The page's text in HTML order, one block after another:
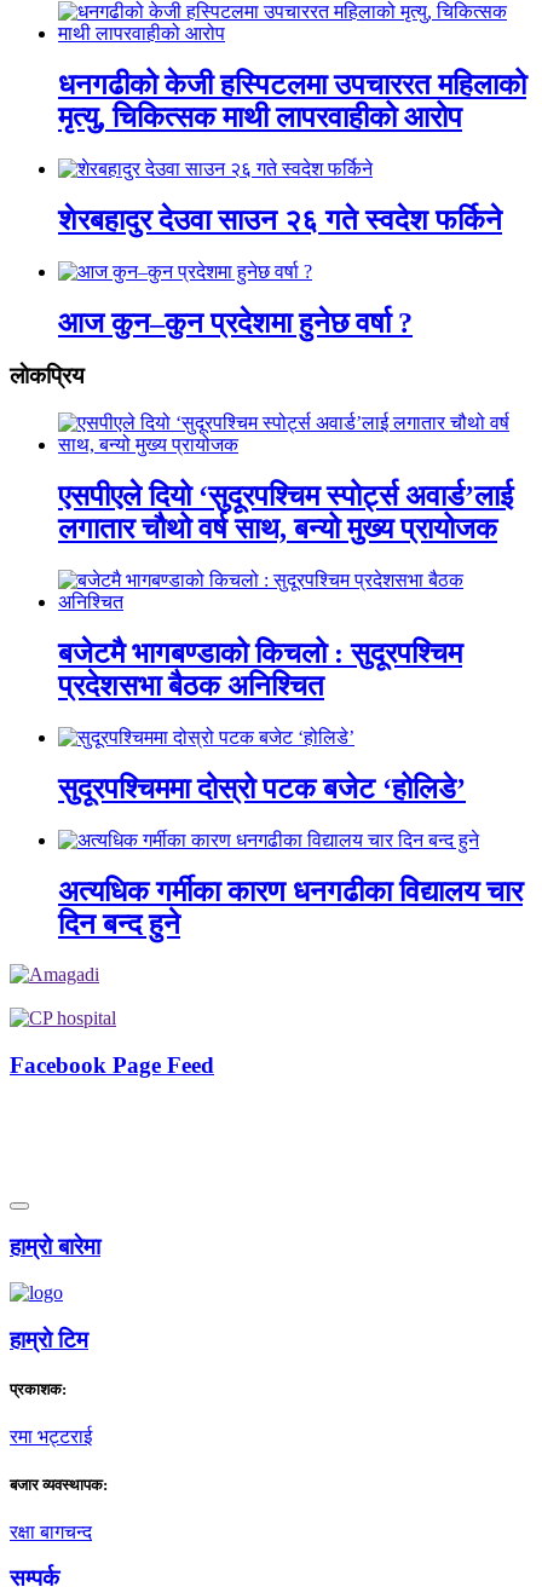
धनगढीको केजी हस्पिटलमा उपचाररत महिलाको
मृत्यु, चिकित्सक माथी लापरवाहीको आरोप
शेरबहादुर देउवा साउन २६ गते स्वदेश फर्किने
आज कुन–कुन प्रदेशमा हुनेछ वर्षा ?
लाेकप्रिय
एसपीएले दियो ‘सुदूरपश्चिम स्पोर्ट्स अवार्ड’लाई
लगातार चौथो वर्ष साथ, बन्यो मुख्य प्रायोजक
बजेटमै भागबण्डाको किचलो : सुदूरपश्चिम
प्रदेशसभा बैठक अनिश्चित
सुदूरपश्चिममा दोस्रो पटक बजेट ‘होलिडे’
अत्यधिक गर्मीका कारण धनगढीका विद्यालय चार
दिन बन्द हुने
Facebook Page Feed
हाम्राे बारेमा
हाम्राे टिम
प्रकाशक:
रमा भट्टराई
बजार व्यवस्थापक:
रक्षा बागचन्द
सम्पर्क